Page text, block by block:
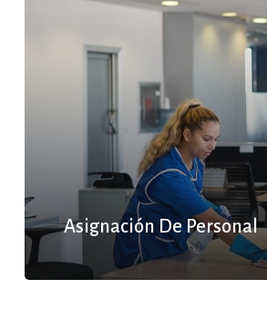
Asignación De Personal